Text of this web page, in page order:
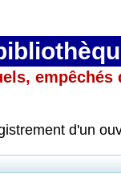
empêchés
d'un